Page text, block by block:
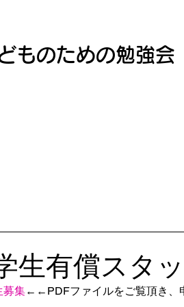
ものための勉強会
生有償スタ
募集←←PDFファイルをご覧頂き、